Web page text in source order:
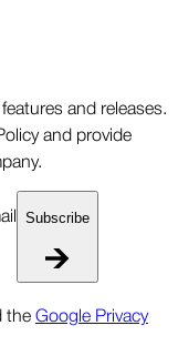
and releases.
and provide
Subscribe
theGoogle Privacy